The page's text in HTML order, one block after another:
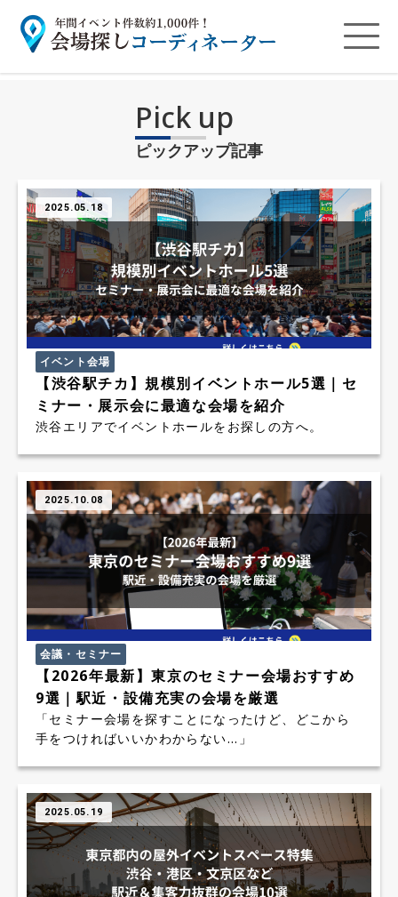
Pick up
ピックアップ記事
2025.05.18
イベント会場
【渋谷駅チカ】規模別イベントホール5選｜セ
ミナー・展示会に最適な会場を紹介
渋谷エリアでイベントホールをお探しの方へ。
2025.10.08
会議・セミナー
【2026年最新】東京のセミナー会場おすすめ
9選｜駅近・設備充実の会場を厳選
「セミナー会場を探すことになったけど、どこから
手をつければいいかわからない...」
2025.05.19